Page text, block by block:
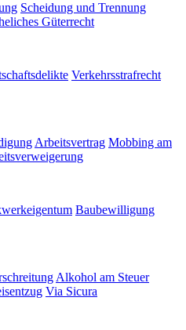
Scheidung und Trennung
Güterrecht
Verkehrsstrafrecht
Arbeitsvertrag Mobbing am
Baubewilligung
Alkohol am Steuer
Via Sicura